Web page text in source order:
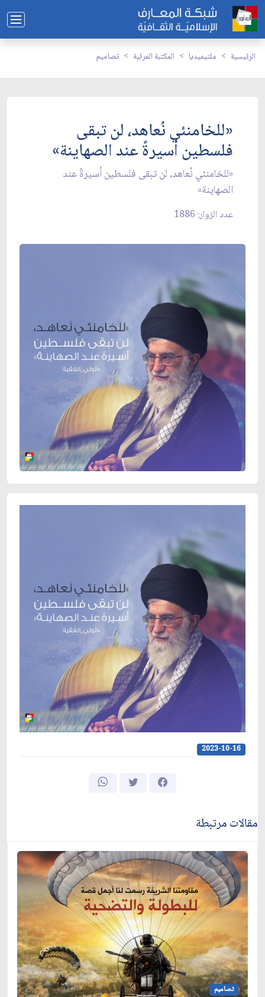
الرئيسية ملتيميديا المكتبة المرئية تصاميم
«للخامنئي نُعاهد، لن تبقى
فلسطين أسيرةً عند الصهاينة»
«للخامنئي نُعاهد، لن تبقى فلسطين أسيرةً عند
الصهاينة»
عدد الزوار: 1886
2023-10-16
مقالات مرتبطة
تصاميم